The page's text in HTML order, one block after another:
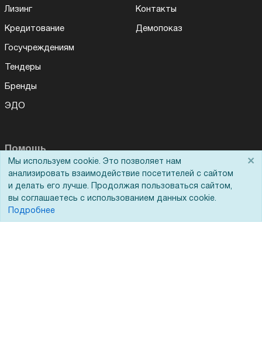
Лизинг
Кредитование
Госучреждениям
Тендеры
Бренды
ЭДО
Контакты
Демопоказ
Помощь
Вопрос-ответ
Реквизиты
Гарантии и возврат
Мы используем cookie. Это позволяет нам
анализировать взаимодействие посетителей с сайтом
и делать его лучше. Продолжая пользоваться сайтом,
вы соглашаетесь с использованием данных cookie.
Подробнее
×